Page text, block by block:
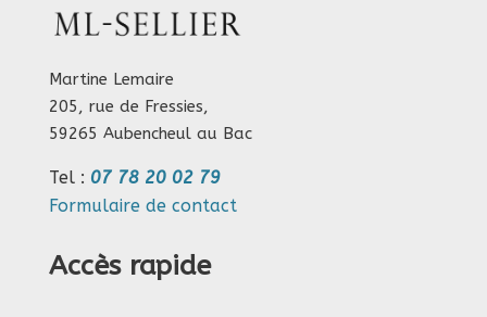
Martine Lemaire
205, rue de Fressies,
59265 Aubencheul au Bac
Tel : 07 78 20 02 79
Formulaire de contact
Accès rapide